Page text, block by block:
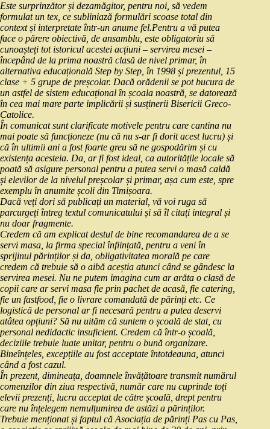
Este surprinzător și dezamăgitor, pentru noi, să vedem
formulat un tex, ce subliniază formulări scoase total din
context și interpretate într-un anume fel.Pentru a vă putea
face o părere obiectivă, de ansamblu, este obligatoriu să
cunoașteți tot istoricul acestei acțiuni – servirea mesei –
începând de la prima noastră clasă de nivel primar, în
alternativa educațională Step by Step, în 1998 și prezentul, 15
clase + 5 grupe de preșcolar. Dacă orădenii se pot bucura de
un astfel de sistem educațional în școala noastră, se datorează
în cea mai mare parte implicării și susținerii Bisericii Greco-
Catolice.
În comunicat sunt clarificate motivele pentru care cantina nu
mai poate să funcționeze (nu că nu s-ar fi dorit acest lucru) și
că în ultimii ani a fost foarte greu să ne gospodărim și cu
existența acesteia. Da, ar fi fost ideal, ca autoritățile locale să
poată să asigure personal pentru a putea servi o masă caldă
și elevilor de la nivelul preșcolar și primar, așa cum este, spre
exemplu în anumite școli din Timișoara.
Dacă veți dori să publicați un material, vă voi ruga să
parcurgeți întreg textul comunicatului și să îl citați integral și
nu doar fragmente.
Credem că am explicat destul de bine recomandarea de a se
servi masa, la firma special înființată, pentru a veni în
sprijinul părinților și da, obligativitatea morală pe care
credem că trebuie să o aibă aceștia atunci când se gândesc la
servirea mesei. Nu ne putem imagina cum ar arăta o clasă de
copii care ar servi masa fie prin pachet de acasă, fie catering,
fie un fastfood, fie o livrare comandată de părinți etc. Ce
logistică de personal ar fi necesară pentru a putea deservi
atâtea opțiuni? Să nu uităm că suntem o școală de stat, cu
personal nedidactic insuficient. Credem că într-o școală,
deciziile trebuie luate unitar, pentru o bună organizare.
Bineînțeles, excepțiile au fost acceptate întotdeauna, atunci
când a fost cazul.
În prezent, dimineața, doamnele învățătoare transmit numărul
comenzilor din ziua respectivă, număr care nu cuprinde toți
elevii prezenți, lucru acceptat de către școală, drept pentru
care nu înțelegem nemulțumirea de astăzi a părinților.
Trebuie menționat și faptul că Asociația de părinți Pas cu Pas,